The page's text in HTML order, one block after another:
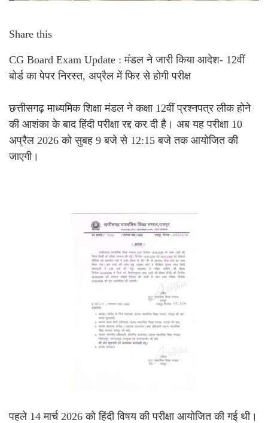
Share this
CG Board Exam Update : मंडल ने जारी किया आदेश- 12वीं
बोर्ड का पेपर निरस्त, अप्रैल में फिर से होगी परीक्ष
छत्तीसगढ़ माध्यमिक शिक्षा मंडल ने कक्षा 12वीं प्रश्नपत्र लीक होने
की आशंका के बाद हिंदी परीक्षा रद्द कर दी है। अब यह परीक्षा 10
अप्रैल 2026 को सुबह 9 बजे से 12:15 बजे तक आयोजित की
जाएगी।
पहले 14 मार्च 2026 को हिंदी विषय की परीक्षा आयोजित की गई थी।